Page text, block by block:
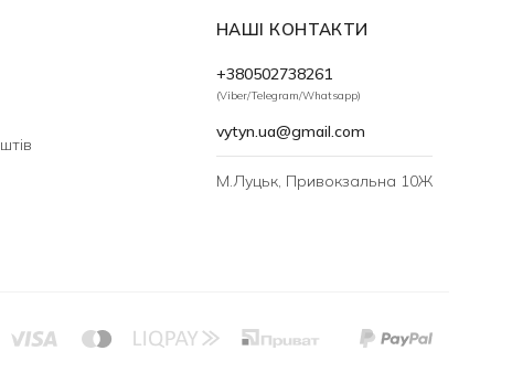
НАШІ КОНТАКТИ
+380502738261
(Viber/Telegram/Whatsapp)
vytyn.ua@gmail.com
М.Луцьк, Привокзальна 10Ж